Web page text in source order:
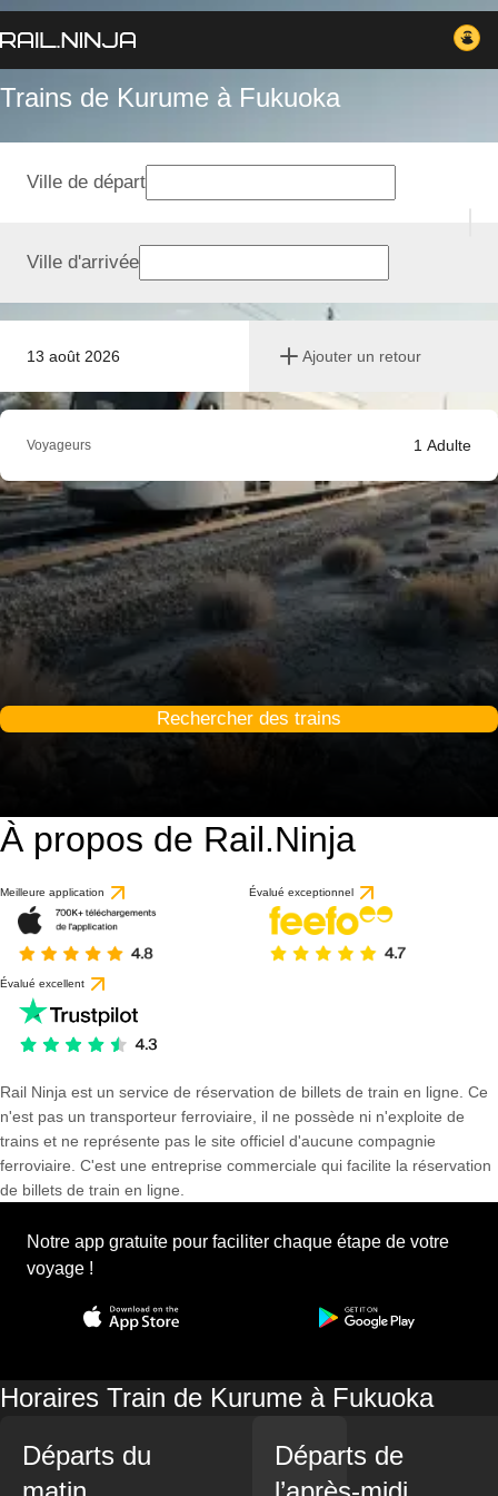
Trains de Kurume à Fukuoka
13 août 2026 Ajouter un retour
Ville de départ
Ville d'arrivée
Voyageurs 1 Adulte
Rechercher des trains
À propos de Rail.Ninja
Meilleure application Évalué exceptionnel
Évalué excellent
Rail Ninja est un service de réservation de billets de train en ligne. Ce
n'est pas un transporteur ferroviaire, il ne possède ni n'exploite de
trains et ne représente pas le site officiel d'aucune compagnie
ferroviaire. C'est une entreprise commerciale qui facilite la réservation
de billets de train en ligne.
Notre app gratuite pour faciliter chaque étape de votre
voyage !
Horaires Train de Kurume à Fukuoka
Départs du
Départs de